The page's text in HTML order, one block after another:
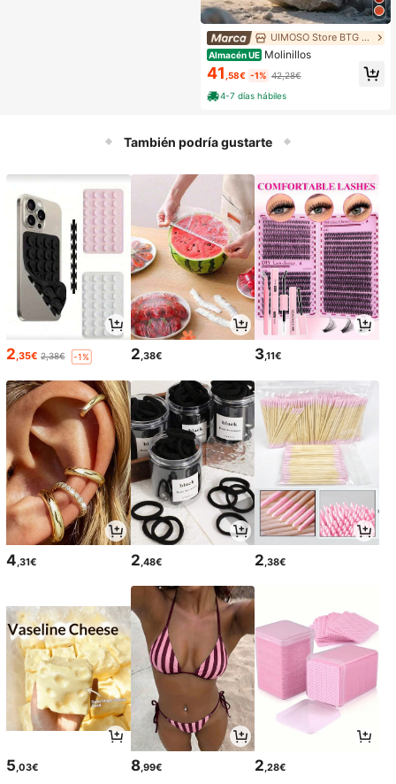
UIMOSO Store BTG EU
Almacén UE Molinillos
41 ,58€ -1% 42,28€
4-7 días hábiles
También podría gustarte
2,35€ 2,38€ -1% 2,38€ 3,11€
4 ,31€ 2 ,48€ 2 ,38€
5,03€ 8,99€ 2,28€